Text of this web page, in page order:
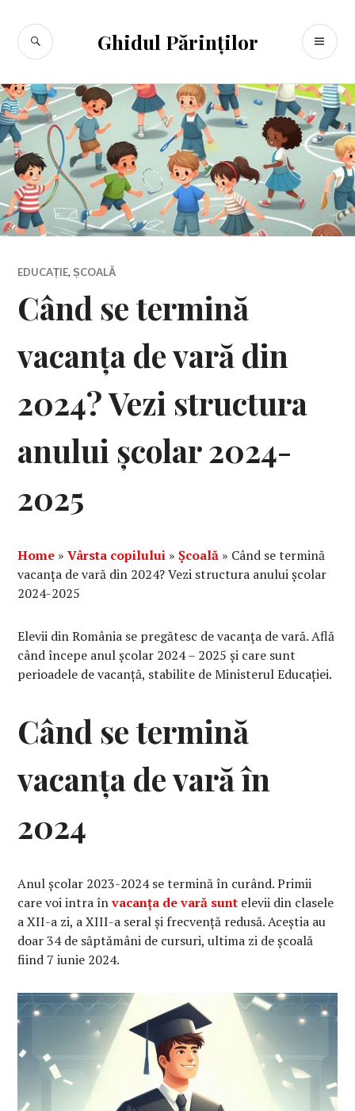
conținut
Ghidul Părinților
CĂUTARE
EDUCAȚIE,ȘCOALĂ
Când se termină
vacanța de vară din
2024? Vezi structura
anului școlar 2024-
2025
Home »Vârsta copilului »Școală » Când se termină
vacanța de vară din 2024? Vezi structura anului școlar
2024-2025
Elevii din România se pregătesc de vacanța de vară. Află
când începe anul școlar 2024 – 2025 și care sunt
perioadele de vacanță, stabilite de Ministerul Educației.
Când se termină
vacanța de vară în
2024
Anul școlar 2023-2024 se termină în curând. Primii
care voi intra învacanța de vară sunt elevii din clasele
a XII-a zi, a XIII-a seral şi frecvență redusă. Aceștia au
doar 34 de săptămâni de cursuri, ultima zi de școală
fiind 7 iunie 2024.